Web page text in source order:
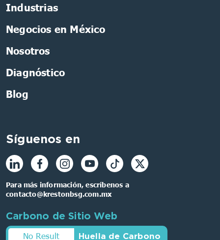
Industrias
Negocios en México
Nosotros
Diagnóstico
Blog
Síguenos en
Para más información, escríbenos a
contacto@krestonbsg.com.mx
Carbono de Sitio Web
No Result
Huella de Carbono